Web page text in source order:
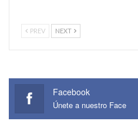
PREV NEXT
Facebook
Únete a nuestro Face